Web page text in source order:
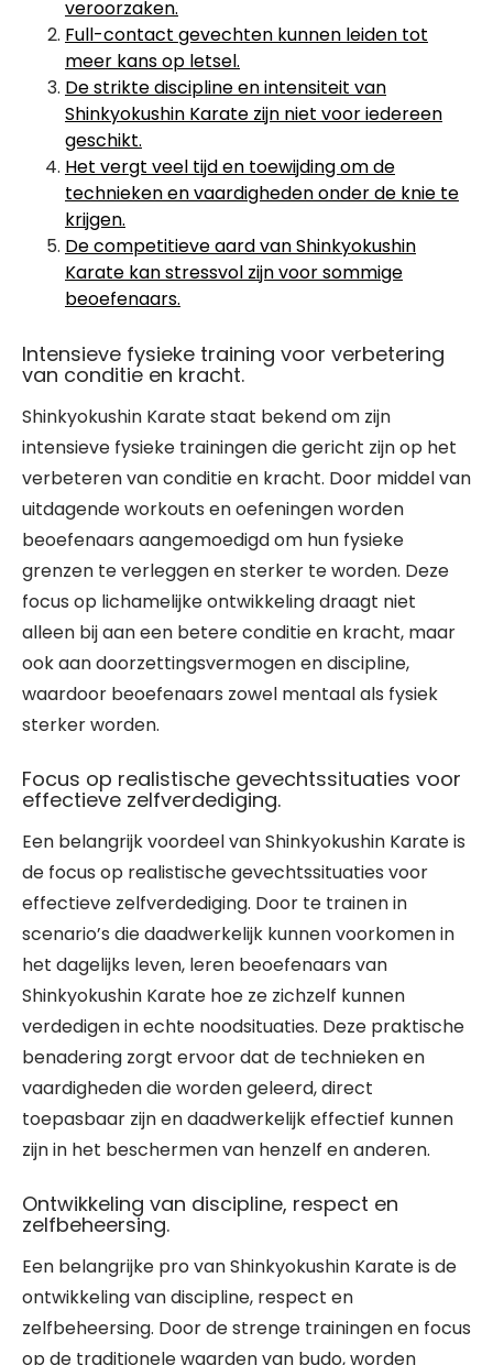
veroorzaken.
Full-contact gevechten kunnen leiden tot
meer kans op letsel.
De strikte discipline en intensiteit van
Shinkyokushin Karate zijn niet voor iedereen
geschikt.
Het vergt veel tijd en toewijding om de
technieken en vaardigheden onder de knie te
krijgen.
De competitieve aard van Shinkyokushin
Karate kan stressvol zijn voor sommige
beoefenaars.
Intensieve fysieke training voor verbetering
van conditie en kracht.
Shinkyokushin Karate staat bekend om zijn
intensieve fysieke trainingen die gericht zijn op het
verbeteren van conditie en kracht. Door middel van
uitdagende workouts en oefeningen worden
beoefenaars aangemoedigd om hun fysieke
grenzen te verleggen en sterker te worden. Deze
focus op lichamelijke ontwikkeling draagt niet
alleen bij aan een betere conditie en kracht, maar
ook aan doorzettingsvermogen en discipline,
waardoor beoefenaars zowel mentaal als fysiek
sterker worden.
Focus op realistische gevechtssituaties voor
effectieve zelfverdediging.
Een belangrijk voordeel van Shinkyokushin Karate is
de focus op realistische gevechtssituaties voor
effectieve zelfverdediging. Door te trainen in
scenario’s die daadwerkelijk kunnen voorkomen in
het dagelijks leven, leren beoefenaars van
Shinkyokushin Karate hoe ze zichzelf kunnen
verdedigen in echte noodsituaties. Deze praktische
benadering zorgt ervoor dat de technieken en
vaardigheden die worden geleerd, direct
toepasbaar zijn en daadwerkelijk effectief kunnen
zijn in het beschermen van henzelf en anderen.
Ontwikkeling van discipline, respect en
zelfbeheersing.
Een belangrijke pro van Shinkyokushin Karate is de
ontwikkeling van discipline, respect en
zelfbeheersing. Door de strenge trainingen en focus
op de traditionele waarden van budo, worden